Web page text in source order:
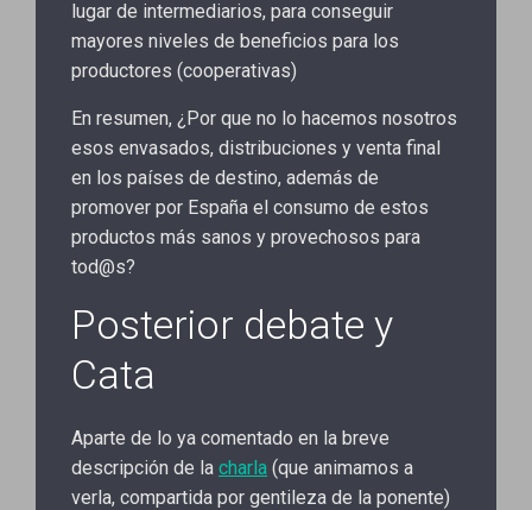
lugar de intermediarios, para conseguir
mayores niveles de beneficios para los
productores (cooperativas)
En resumen, ¿Por que no lo hacemos nosotros
esos envasados, distribuciones y venta final
en los países de destino, además de
promover por España el consumo de estos
productos más sanos y provechosos para
tod@s?
Posterior debate y
Cata
Aparte de lo ya comentado en la breve
descripción de la charla (que animamos a
verla, compartida por gentileza de la ponente)